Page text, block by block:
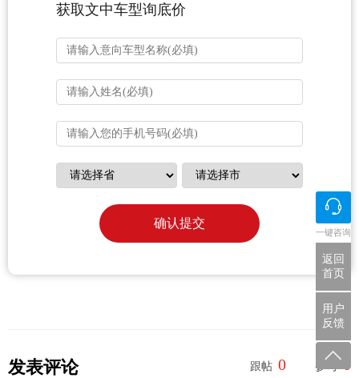
获取文中车型询底价
确认提交
发表评论 跟帖 0 参与 0
一键咨询
返回
首页
用户
反馈